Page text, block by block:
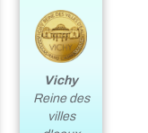
Vichy
Reine des
villes